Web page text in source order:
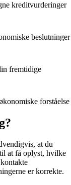
kreditvurderinger
beslutninger
fremtidige
forståelse
at du
at få oplyst, hvilke
er korrekte.